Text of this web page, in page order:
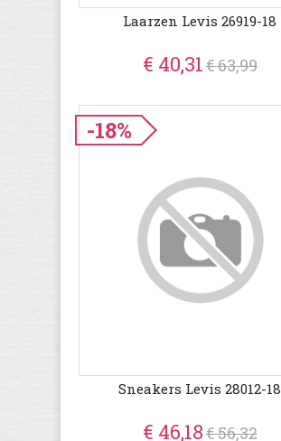
Laarzen Levis 26919-18
€ 40,31€ 63,99
-18%
Sneakers Levis 28012-18
€ 46,18€ 56,32